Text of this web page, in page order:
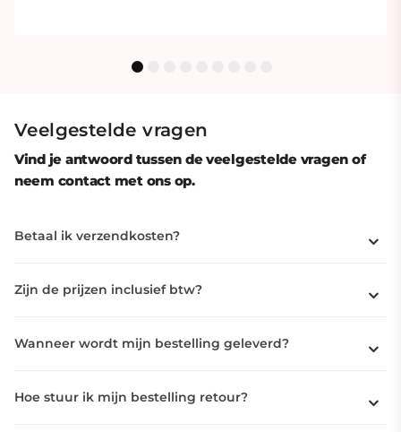
Veelgestelde vragen
Vind je antwoord tussen de veelgestelde vragen of
neem contact met ons op.
Betaal ik verzendkosten?
Zijn de prijzen inclusief btw?
Wanneer wordt mijn bestelling geleverd?
Hoe stuur ik mijn bestelling retour?